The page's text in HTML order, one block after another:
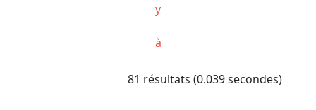
y
à
81 résultats (0.039 secondes)